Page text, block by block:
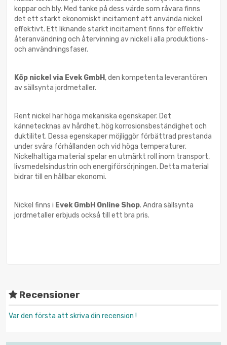
koppar och bly. Med tanke på dess värde som råvara finns
det ett starkt ekonomiskt incitament att använda nickel
effektivt. Ett liknande starkt incitament finns för effektiv
återanvändning och återvinning av nickel i alla produktions-
och användningsfaser.
Köp nickel via Evek GmbH , den kompetenta leverantören
av sällsynta jordmetaller.
Rent nickel har höga mekaniska egenskaper. Det
kännetecknas av hårdhet, hög korrosionsbeständighet och
duktilitet. Dessa egenskaper möjliggör förbättrad prestanda
under svåra förhållanden och vid höga temperaturer.
Nickelhaltiga material spelar en utmärkt roll inom transport,
livsmedelsindustrin och energiförsörjningen. Detta material
bidrar till en hållbar ekonomi.
Nickel finns i Evek GmbH Online Shop. Andra sällsynta
jordmetaller erbjuds också till ett bra pris.
Recensioner
Var den första att skriva din recension !